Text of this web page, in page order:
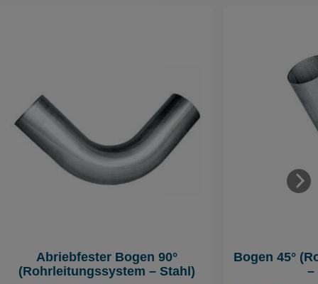
Abriebfester Bogen 90°
(Rohrleitungssystem – Stahl)
Bogen 45°
–